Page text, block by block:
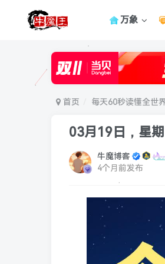
万象
首页 每天60秒读懂全世
03月19日，星
牛魔博客
4个月前发布